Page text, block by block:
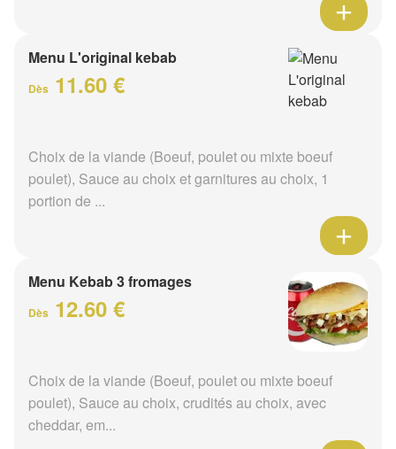
Menu L'original kebab
Dès 11.60 €
Choix de la viande (Boeuf, poulet ou mixte boeuf
poulet), Sauce au choix et garnitures au choix, 1
portion de ...
Menu Kebab 3 fromages
Dès 12.60 €
Choix de la viande (Boeuf, poulet ou mixte boeuf
poulet), Sauce au choix, crudités au choix, avec
cheddar, em...